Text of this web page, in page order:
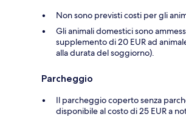
Non sono previsti costi per gli
Gli animali domestici sono
supplemento di 20 EUR ad
alla durata del soggiorno).
Parcheggio
Il parcheggio coperto senza
disponibile al costo di 25 EUR a